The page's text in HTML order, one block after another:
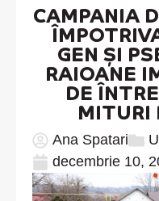
CAMPANIA
GEN ȘI
RAIOANE
DE
MITURI
Ana Spatari
decembrie 10,